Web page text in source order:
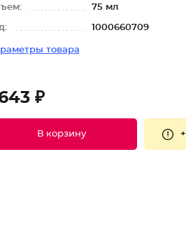
75 мл
1000660709
товара
₽
В корзину +